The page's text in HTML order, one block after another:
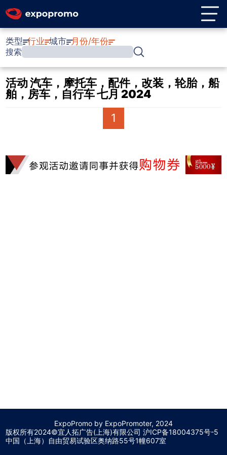
类型 行业 城市 月份/年份
搜索
活动 汽车，摩托车，配件，改装，轮胎，船
舶，房车，自行车 七月 2024
1
ExpoPromo by ExpoPromoter, 2024
版权所有2024©宜人拓广告(上海)有限公司 沪ICP备18004375号-5
中国（上海）自由贸易试验区奥纳路55号1幢607室